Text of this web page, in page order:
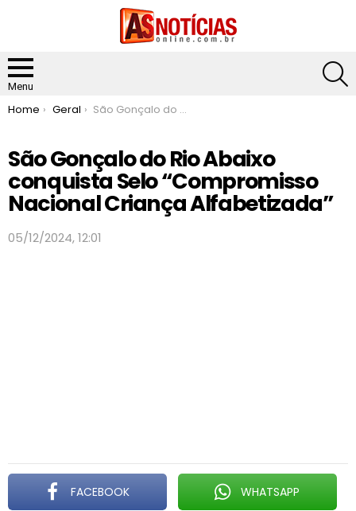
Menu
You are here:
Home Geral São Gonçalo do Rio Abaixo conquista Selo “Compromisso Nacional Criança Alfabetizada”
São Gonçalo do Rio Abaixo
conquista Selo “Compromisso
Nacional Criança Alfabetizada”
05/12/2024, 12:01
FACEBOOK WHATSAPP